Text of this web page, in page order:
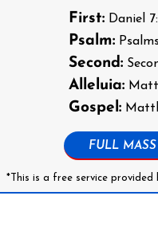
First: Daniel
Psalm:
Second:
Alleluia:
Gospel:
FULL
*This is a free service